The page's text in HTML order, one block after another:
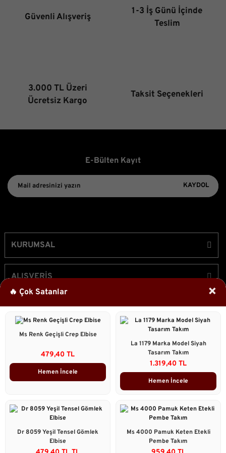
Çok Satanlar
🔥 Çok Satanlar ×
Ms Renk Geçişli Crep Elbise
479,40 TL
Hemen İncele
La 1179 Marka Model Siyah
Tasarım Takım
1.319,40 TL
Hemen İncele
Dr 8059 Yeşil Tensel Gömlek
Elbise
Ms 4000 Pamuk Keten Etekli
Pembe Takım
Ürün fiyatı diğer sitelerden daha pahalı.
Güvenli Alışveriş
1-3 İş Günü İçinde
Teslim
3.000 TL Üzeri
Ücretsiz Kargo
Taksit Seçenekleri
E-Bülten Kayıt
KAYDOL
KURUMSAL
ALIŞVERİŞ
ÜYELİK
Bizi Takip Edin!
Kredi kartı bilgileriniz 256bit SSL sertifikası ile korunmaktadır.
ideasoft
e-
ticaret
paketleri
ile
hazırlandı.